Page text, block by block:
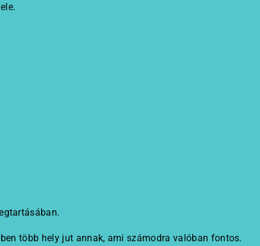
több hely jut annak, ami számodra valóban fontos.